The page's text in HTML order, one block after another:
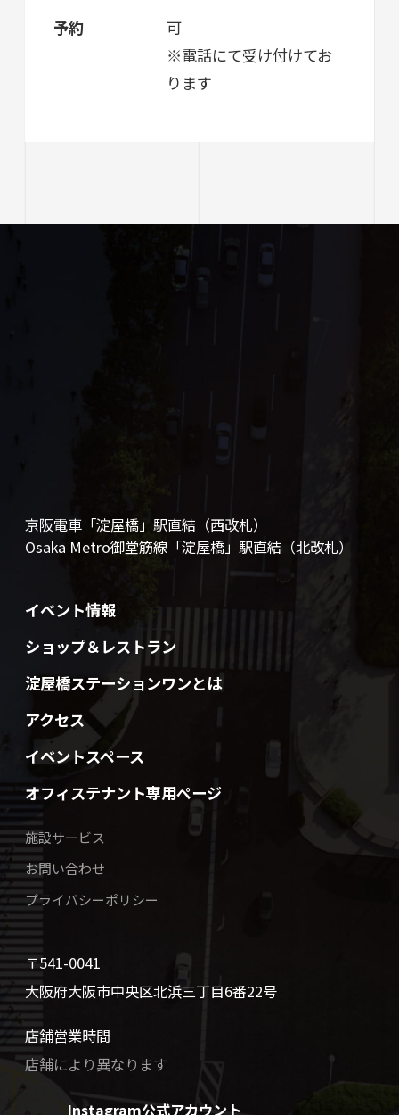
予約
可
※電話にて受け付けてお
ります
京阪電車「淀屋橋」駅直結（西改札）
Osaka Metro御堂筋線「淀屋橋」駅直結（北改札）
イベント情報
ショップ＆レストラン
淀屋橋ステーションワンとは
アクセス
イベントスペース
オフィステナント専用ページ
施設サービス
お問い合わせ
プライバシーポリシー
〒541-0041
大阪府大阪市中央区北浜三丁目6番22号
店舗営業時間
店舗により異なります
Instagram公式アカウント